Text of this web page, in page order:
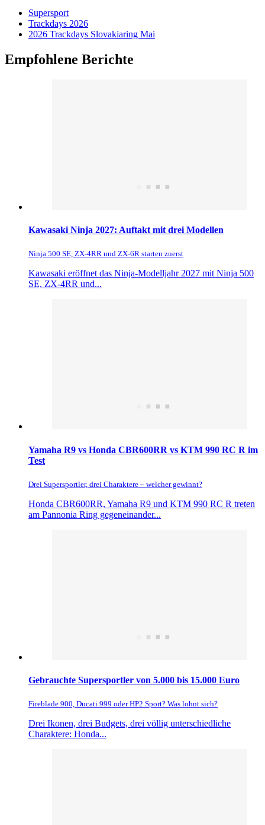
Supersport
Trackdays 2026
2026 Trackdays Slovakiaring Mai
Empfohlene Berichte
Kawasaki Ninja 2027: Auftakt mit drei Modellen
Ninja 500 SE, ZX-4RR und ZX-6R starten zuerst
Kawasaki eröffnet das Ninja-Modelljahr 2027 mit Ninja 500
SE, ZX-4RR und...
Yamaha R9 vs Honda CBR600RR vs KTM 990 RC R im
Test
Drei Supersportler, drei Charaktere – welcher gewinnt?
Honda CBR600RR, Yamaha R9 und KTM 990 RC R treten
am Pannonia Ring gegeneinander...
Gebrauchte Supersportler von 5.000 bis 15.000 Euro
Fireblade 900, Ducati 999 oder HP2 Sport? Was lohnt sich?
Drei Ikonen, drei Budgets, drei völlig unterschiedliche
Charaktere: Honda...